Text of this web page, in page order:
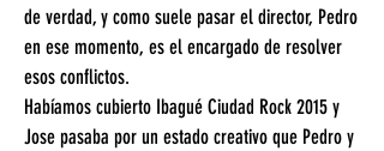
de verdad, y como suele pasar el director, Pedro
en ese momento, es el encargado de resolver
esos conflictos.
Habíamos cubierto Ibagué Ciudad Rock 2015 y
Jose pasaba por un estado creativo que Pedro y